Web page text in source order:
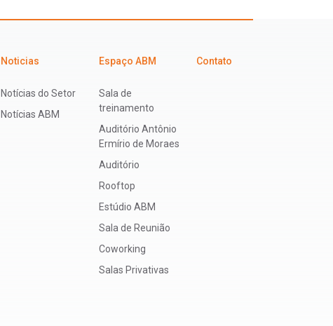
Noticias
Notícias do Setor
Notícias ABM
Espaço ABM
Sala de
treinamento
Auditório Antônio
Ermírio de Moraes
Auditório
Rooftop
Estúdio ABM
Sala de Reunião
Coworking
Salas Privativas
Contato